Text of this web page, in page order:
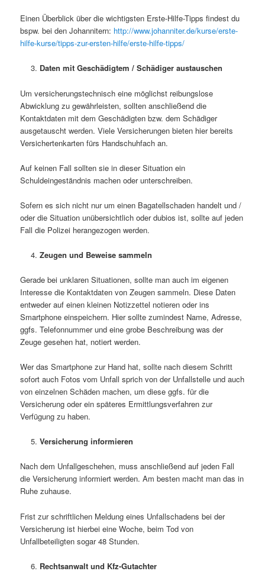
Einen Überblick über die wichtigsten Erste-Hilfe-Tipps findest du
bspw. bei den Johannitern: http://www.johanniter.de/kurse/erste-
hilfe-kurse/tipps-zur-ersten-hilfe/erste-hilfe-tipps/
Daten mit Geschädigtem / Schädiger austauschen
Um versicherungstechnisch eine möglichst reibungslose
Abwicklung zu gewährleisten, sollten anschließend die
Kontaktdaten mit dem Geschädigten bzw. dem Schädiger
ausgetauscht werden. Viele Versicherungen bieten hier bereits
Versichertenkarten fürs Handschuhfach an.
Auf keinen Fall sollten sie in dieser Situation ein
Schuldeingeständnis machen oder unterschreiben.
Sofern es sich nicht nur um einen Bagatellschaden handelt und /
oder die Situation unübersichtlich oder dubios ist, sollte auf jeden
Fall die Polizei herangezogen werden.
Zeugen und Beweise sammeln
Gerade bei unklaren Situationen, sollte man auch im eigenen
Interesse die Kontaktdaten von Zeugen sammeln. Diese Daten
entweder auf einen kleinen Notizzettel notieren oder ins
Smartphone einspeichern. Hier sollte zumindest Name, Adresse,
ggfs. Telefonnummer und eine grobe Beschreibung was der
Zeuge gesehen hat, notiert werden.
Wer das Smartphone zur Hand hat, sollte nach diesem Schritt
sofort auch Fotos vom Unfall sprich von der Unfallstelle und auch
von einzelnen Schäden machen, um diese ggfs. für die
Versicherung oder ein späteres Ermittlungsverfahren zur
Verfügung zu haben.
Versicherung informieren
Nach dem Unfallgeschehen, muss anschließend auf jeden Fall
die Versicherung informiert werden. Am besten macht man das in
Ruhe zuhause.
Frist zur schriftlichen Meldung eines Unfallschadens bei der
Versicherung ist hierbei eine Woche, beim Tod von
Unfallbeteiligten sogar 48 Stunden.
Rechtsanwalt und Kfz-Gutachter